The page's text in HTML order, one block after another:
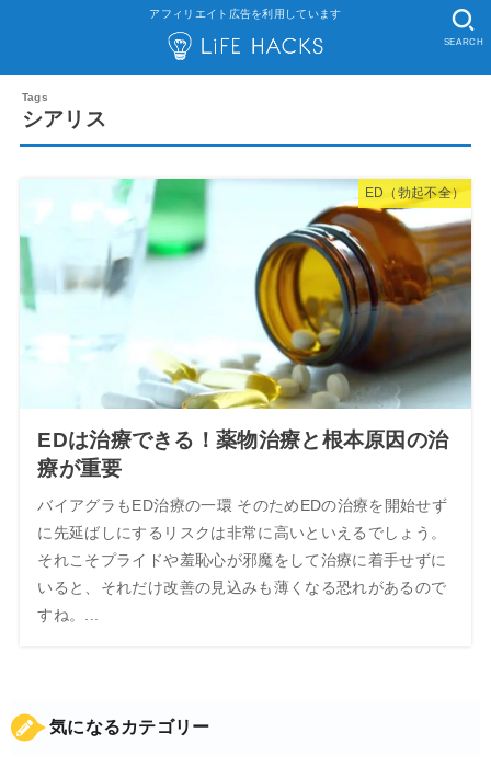
アフィリエイト広告を利用しています
SEARCH
シアリス
ED（勃起不全）
EDは治療できる！薬物治療と根本原因の治
療が重要
バイアグラもED治療の一環 そのためEDの治療を開始せず
に先延ばしにするリスクは非常に高いといえるでしょう。
それこそプライドや羞恥心が邪魔をして治療に着手せずに
いると、それだけ改善の見込みも薄くなる恐れがあるので
すね。...
気になるカテゴリー